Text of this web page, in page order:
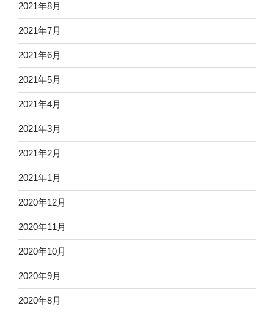
2021年8月
2021年7月
2021年6月
2021年5月
2021年4月
2021年3月
2021年2月
2021年1月
2020年12月
2020年11月
2020年10月
2020年9月
2020年8月